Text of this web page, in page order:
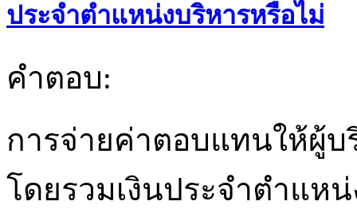
ประจำตำแหน่งบริหารหรือไม่
คำตอบ:
การจ่ายค่าตอบแทนให้ผู้บ
โดยรวมเงินประจำตำแห